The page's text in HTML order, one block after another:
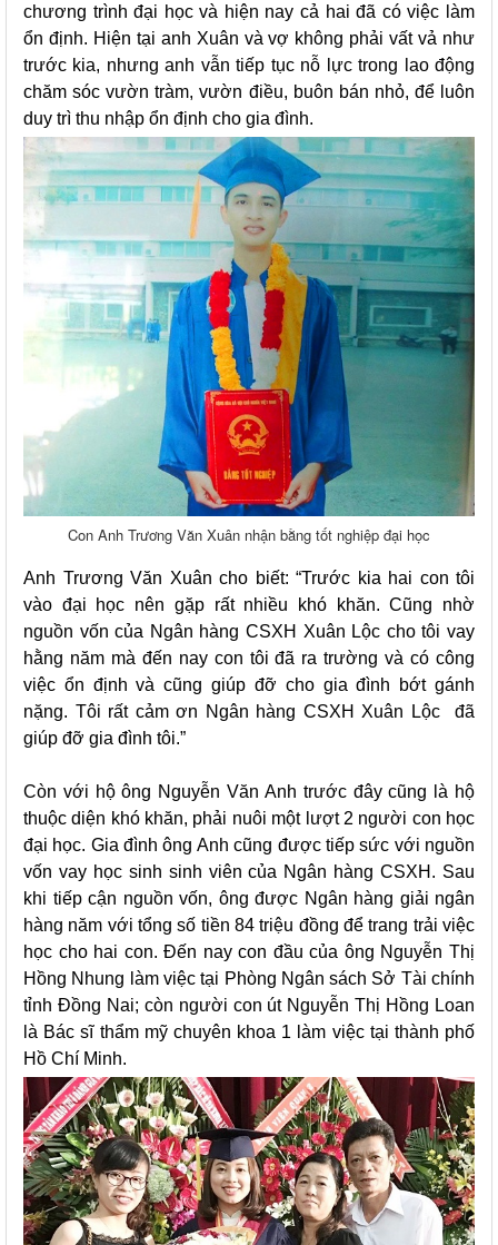
chương trình đại học và hiện nay cả hai đã có việc làm
ổn định. Hiện tại anh Xuân và vợ không phải vất vả như
trước kia, nhưng anh vẫn tiếp tục nỗ lực trong lao động
chăm sóc vườn tràm, vườn điều, buôn bán nhỏ, để luôn
duy trì thu nhập ổn định cho gia đình.
Con Anh Trương Văn Xuân nhận bằng tốt nghiệp đại học
Anh Trương Văn Xuân cho biết: “Trước kia hai con tôi
vào đại học nên gặp rất nhiều khó khăn. Cũng nhờ
nguồn vốn của Ngân hàng CSXH Xuân Lộc cho tôi vay
hằng năm mà đến nay con tôi đã ra trường và có công
việc ổn định và cũng giúp đỡ cho gia đình bớt gánh
nặng. Tôi rất cảm ơn Ngân hàng CSXH Xuân Lộc đã
giúp đỡ gia đình tôi.”
Còn với hộ ông Nguyễn Văn Anh trước đây cũng là hộ
thuộc diện khó khăn, phải nuôi một lượt 2 người con học
đại học. Gia đình ông Anh cũng được tiếp sức với nguồn
vốn vay học sinh sinh viên của Ngân hàng CSXH. Sau
khi tiếp cận nguồn vốn, ông được Ngân hàng giải ngân
hàng năm với tổng số tiền 84 triệu đồng để trang trải việc
học cho hai con. Đến nay con đầu của ông Nguyễn Thị
Hồng Nhung làm việc tại Phòng Ngân sách Sở Tài chính
tỉnh Đồng Nai; còn người con út Nguyễn Thị Hồng Loan
là Bác sĩ thẩm mỹ chuyên khoa 1 làm việc tại thành phố
Hồ Chí Minh.